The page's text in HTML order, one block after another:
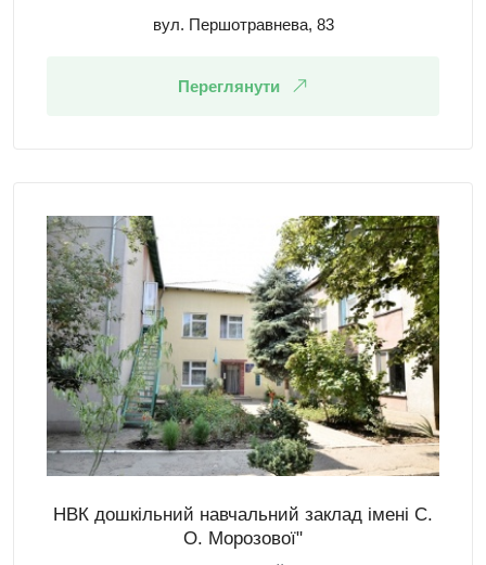
вул. Першотравнева, 83
Переглянути
НВК дошкільний навчальний заклад імені С.
О. Морозової"